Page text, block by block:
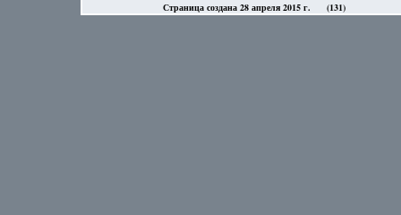
Страница создана 28 апреля 2015 г. (131)